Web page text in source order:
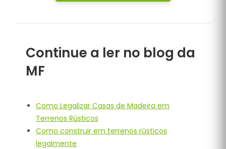
Continue a ler no blog da
MF
Como Legalizar Casas de Madeira em
Terrenos Rústicos
Como construir em terrenos rústicos
legalmente